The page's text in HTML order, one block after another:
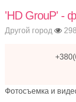
'HD GrouP' -
Другой город
Фотосъемка и